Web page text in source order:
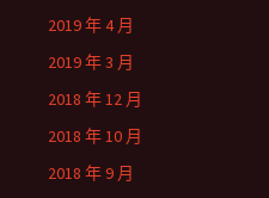
2019 年 4 月
2019 年 3 月
2018 年 12 月
2018 年 10 月
2018 年 9 月